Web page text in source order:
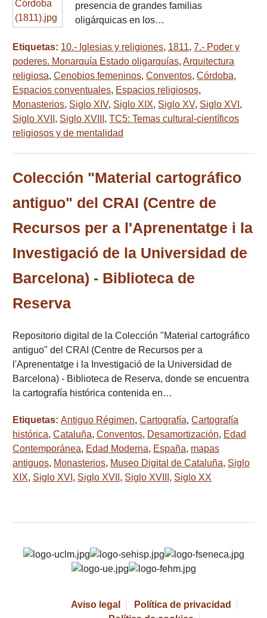
presencia de grandes familias
oligárquicas en los…
Etiquetas: 10.- Iglesias y religiones, 1811, 7.- Poder y
poderes. Monarquía Estado oligarquías, Arquitectura
religiosa, Cenobios femeninos, Conventos, Córdoba,
Espacios conventuales, Espacios religiosos,
Monasterios, Siglo XIV, Siglo XIX, Siglo XV, Siglo XVI ,
Siglo XVII , Siglo XVIII , TC5: Temas cultural-científicos
religiosos y de mentalidad
Colección "Material cartográfico
antiguo" del CRAI (Centre de
Recursos per a l'Aprenentatge i la
Investigació de la Universidad de
Barcelona) - Biblioteca de
Reserva
Repositorio digital de la Colección "Material cartográfico
antiguo" del CRAI (Centre de Recursos per a
l'Aprenentatge i la Investigació de la Universidad de
Barcelona) - Biblioteca de Reserva, donde se encuentra
la cartografía histórica contenida en…
Etiquetas: Antiguo Régimen, Cartografía, Cartografía
histórica, Cataluña, Conventos, Desamortización, Edad
Contemporánea, Edad Moderna, España, mapas
antiguos, Monasterios, Museo Digital de Cataluña, Siglo
XIX, Siglo XVI , Siglo XVII , Siglo XVIII , Siglo XX
Aviso legal
Política de privacidad